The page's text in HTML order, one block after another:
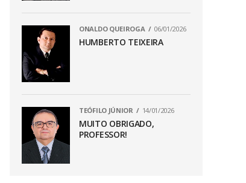
ONALDO QUEIROGA 06/01/2026
HUMBERTO TEIXEIRA
TEÓFILO JÚNIOR 14/01/2026
MUITO OBRIGADO,
PROFESSOR!